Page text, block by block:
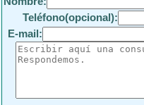
Teléfono(opcional):
E-mail: